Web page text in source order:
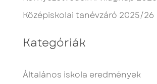
Középiskolai tanévzáró 2025/26
Kategóriák
Általános iskola eredmények